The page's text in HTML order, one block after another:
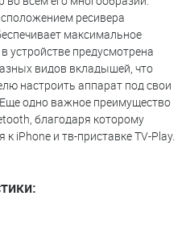
ресивера
максимальное
устройстве предусмотрена
видов вкладышей, что
настроить аппарат под свои
одно важное преимущество
благодаря которому
iPhone и тв-приставке TV-Play.